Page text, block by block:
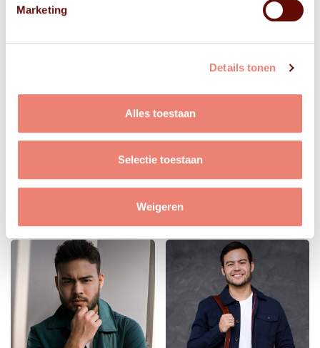
Marketing
Details tonen
Alles toestaan
Selectie toestaan
Weigeren